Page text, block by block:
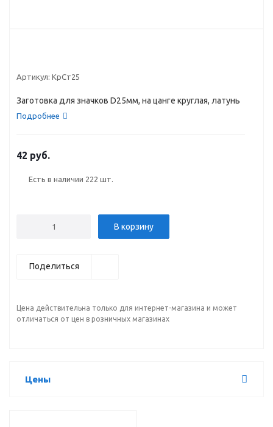
Артикул: КрСт25
Заготовка для значков D25мм, на цанге круглая, латунь
Подробнее
42 руб.
Есть в наличии 222 шт.
В корзину
Поделиться
Цена действительна только для интернет-магазина и может
отличаться от цен в розничных магазинах
Цены